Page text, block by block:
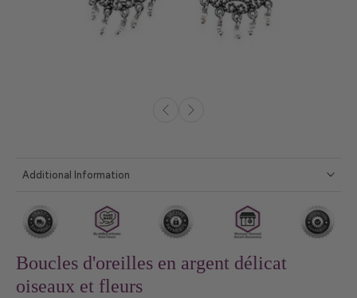
Additional Information
Boucles d'oreilles en argent délicat
oiseaux et fleurs